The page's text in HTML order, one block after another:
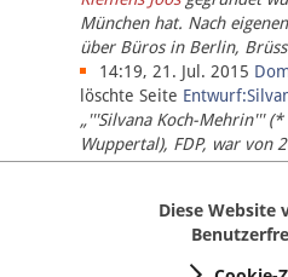
München hat. Nach
über Büros in Berlin,
14:19, 21. Jul. 2015
löschte Seite
„'''Silvana Koch-Mehrin'''
Wuppertal), FDP, war von
Europäischen
Diese Website